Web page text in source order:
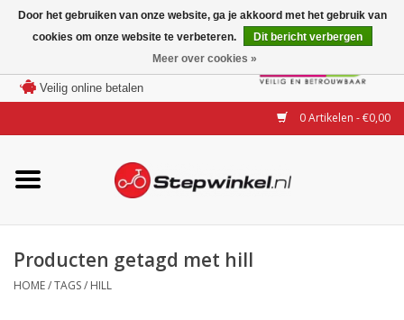
Veilig online betalen
0 Artikelen - €0,00
Merken
Modellen
Accessoires
Steps huren of uitproberen
Producten getagd met hill
HOME/TAGS/ HILL
Door het gebruiken van onze website, ga je akkoord met het gebruik van
cookies om onze website te verbeteren.
Dit bericht verbergen
Meer over cookies »